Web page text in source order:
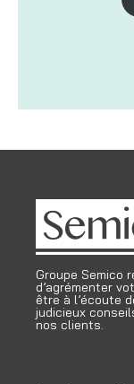
Groupe Semico
d’agrémenter
être à l’écoute
judicieux
nos clients.